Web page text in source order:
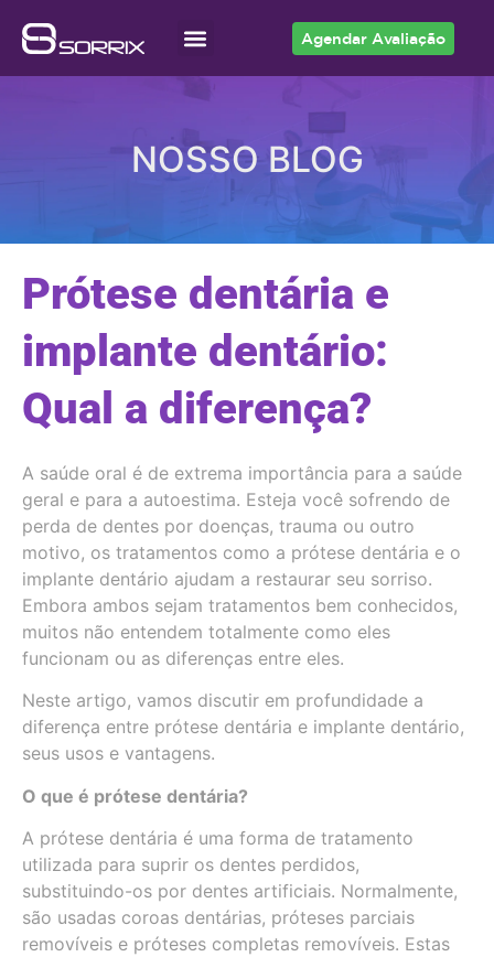
Agendar Avaliação
NOSSO BLOG
Prótese dentária e
implante dentário:
Qual a diferença?
A saúde oral é de extrema importância para a saúde
geral e para a autoestima. Esteja você sofrendo de
perda de dentes por doenças, trauma ou outro
motivo, os tratamentos como a prótese dentária e o
implante dentário ajudam a restaurar seu sorriso.
Embora ambos sejam tratamentos bem conhecidos,
muitos não entendem totalmente como eles
funcionam ou as diferenças entre eles.
Neste artigo, vamos discutir em profundidade a
diferença entre prótese dentária e implante dentário,
seus usos e vantagens.
O que é prótese dentária?
A prótese dentária é uma forma de tratamento
utilizada para suprir os dentes perdidos,
substituindo-os por dentes artificiais. Normalmente,
são usadas coroas dentárias, próteses parciais
removíveis e próteses completas removíveis. Estas